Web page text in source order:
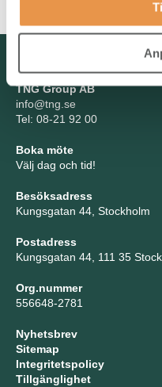
TNG Group AB
info@tng.se
Tel: 08-21 92 00
Boka möte
Välj dag och tid!
Besöksadress
Kungsgatan 44, Stockholm
Postadress
Kungsgatan 44, 111 35
Org.nummer
556648-2781
Nyhetsbrev
Sitemap
Integritetspolicy
Tillgänglighet